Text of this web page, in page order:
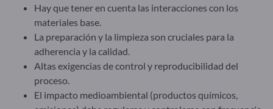
Hay que tener en cuenta las interacciones con los
materiales base.
La preparación y la limpieza son cruciales para la
adherencia y la calidad.
Altas exigencias de control y reproducibilidad del
proceso.
El impacto medioambiental (productos químicos,